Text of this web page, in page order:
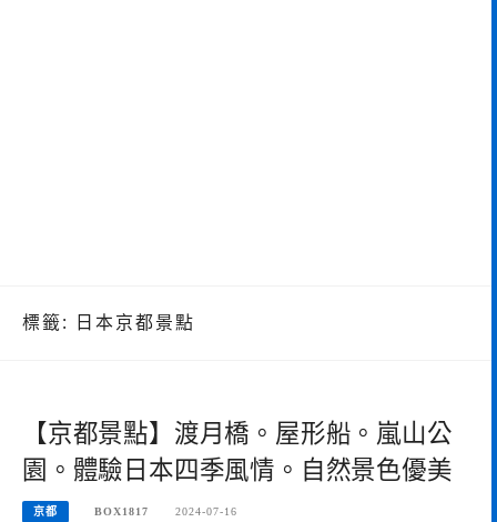
標籤: 日本京都景點
【京都景點】渡月橋。屋形船。嵐山公
園。體驗日本四季風情。自然景色優美
京都 BOX1817 2024-07-16